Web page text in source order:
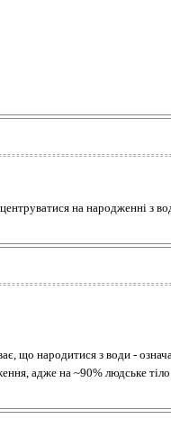
на народженні з
що народитися з води -
адже на ~90% людське